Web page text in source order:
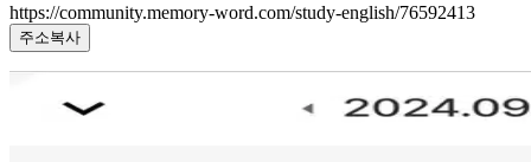
https://community.memory-word.com/study-english/76592413
주소복사